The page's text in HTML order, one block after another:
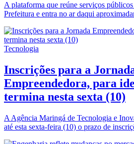
A plataforma que reúne serviços
Prefeitura e entra no ar daqui
Tecnologia
Inscrições para a
Empreendedora, para
termina nesta sexta (10)
A Agência Maringá de Tecnologia e
até esta sexta-feira (10) o prazo de